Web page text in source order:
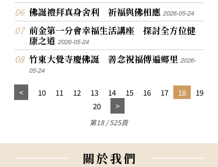
佛誕禮拜真身舍利 祈福與佛相應2026-05-24
前金第一分會幸福生活講座 探討全方位健
康之道2026-05-24
竹東大覺寺慶佛誕 善念祝福傳遍鄉里2026-
05-24
10 11 12 13 14 15 16 17 18
19
20
第18 / 525頁
關於我們